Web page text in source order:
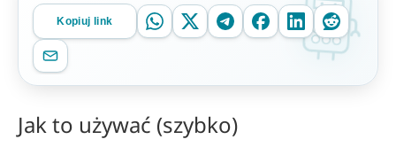
Kopiuj link
Jak to używać (szybko)